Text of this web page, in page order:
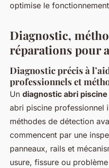
optimise le
Diagnostic,
réparations pour
Diagnostic précis à
professionnels et
Un diagnostic abri piscine
abri piscine professionnel
méthodes de détection
commencent par une
panneaux, rails et
usure, fissure ou